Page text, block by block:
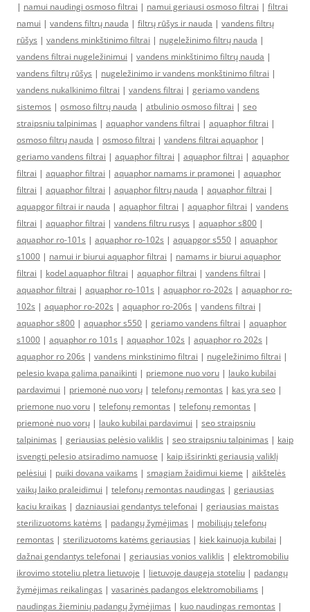
| namui naudingi osmoso filtrai | namui geriausi osmoso filtrai | filtrai
namui | vandens filtrų nauda | filtrų rūšys ir nauda | vandens filtrų
rūšys | vandens minkštinimo filtrai | nugeležinimo filtrų nauda |
vandens filtrai nugeležinimui | vandens minkštinimo filtrų nauda |
vandens filtrų rūšys | nugeležinimo ir vandens monkštinimo filtrai |
vandens nukalkinimo filtrai | vandens filtrai | geriamo vandens
sistemos | osmoso filtrų nauda | atbulinio osmoso filtrai | seo
straipsniu talpinimas | aquaphor vandens filtrai | aquaphor filtrai |
osmoso filtrų nauda | osmoso filtrai | vandens filtrai aquaphor |
geriamo vandens filtrai | aquaphor filtrai | aquaphor filtrai | aquaphor
filtrai | aquaphor filtrai | aquaphor namams ir pramonei | aquaphor
filtrai | aquaphor filtrai | aquaphor filtrų nauda | aquaphor filtrai |
aquapgor filtrai ir nauda | aquaphor filtrai | aquaphor filtrai | vandens
filtrai | aquaphor filtrai | vandens filtru rusys | aquaphor s800 |
aquaphor ro-101s | aquaphor ro-102s | aquapgor s550 | aquaphor
s1000 | namui ir biurui aquaphor filtrai | namams ir biurui aquaphor
filtrai | kodel aquaphor filtrai | aquaphor filtrai | vandens filtrai |
aquaphor filtrai | aquaphor ro-101s | aquaphor ro-202s | aquaphor ro-
102s | aquaphor ro-202s | aquaphor ro-206s | vandens filtrai |
aquaphor s800 | aquaphor s550 | geriamo vandens filtrai | aquaphor
s1000 | aquaphor ro 101s | aquaphor 102s | aquaphor ro 202s |
aquaphor ro 206s | vandens minkstinimo filtrai | nugeležinimo filtrai |
pelesio kvapa galima panaikinti | priemone nuo voru | lauko kubilai
pardavimui | priemonė nuo vorų | telefonų remontas | kas yra seo |
priemone nuo voru | telefonų remontas | telefonų remontas |
priemonė nuo vorų | lauko kubilai pardavimui | seo straipsniu
talpinimas | geriausias pelėsio valiklis | seo straipsniu talpinimas | kaip
isvengti pelesio atsiradimo namuose | kaip išsirinkti geriausią valiklį
pelėsiui | puiki dovana vaikams | smagiam žaidimui kieme | aikštelės
vaikų laiko praleidimui | telefonų remontas naudingas | geriausias
kaciu kraikas | dazniausiai gendantys telefonai | geriausias maistas
sterilizuotoms katėms | padangų žymėjimas | mobiliųjų telefonų
remontas | sterilizuotoms katėms geriausias | kiek kainuoja kubilai |
dažnai gendantys telefonai | geriausias vonios valiklis | elektromobiliu
ikrovimo stoteliu pletra lietuvoje | lietuvoje daugeja stoteliu | padangų
žymėjimas reikalingas | vasarinės padangos elektromobiliams |
naudingas žieminių padangų žymėjimas | kuo naudingas remontas |